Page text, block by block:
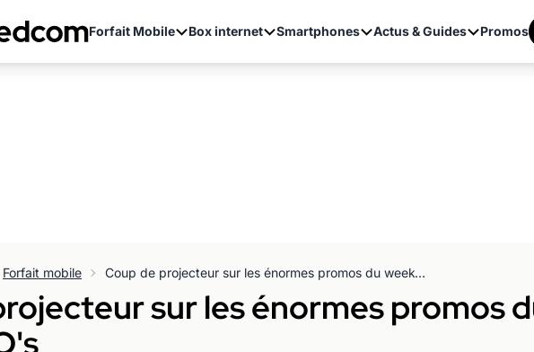
Forfait Mobile Box internet Smartphones Actus & Guides Promos
Forfait mobile Coup de projecteur sur les énormes promos du week-end chez nos MVNO's
sur les énormes promos